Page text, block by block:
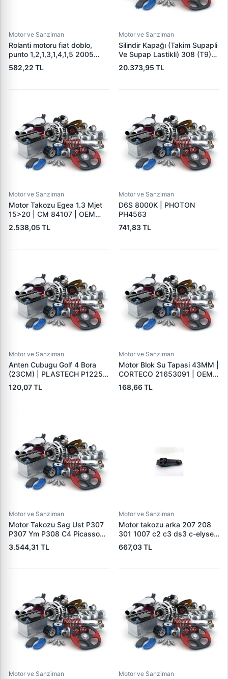
Motor ve Sanziman
Rolanti motoru fiat doblo,
punto 1,2,1,3,1,4,1,5 2005
71718105
582,22 TL
Motor ve Sanziman
Silindir Kapağı (Takim Supapli
Ve Supap Lastikli) 308 (T9)
207 208 301 308 508 2008
3008 5008 Partner 2 Tepee
C4 2 C5 X7 DS3 DS4 DS5
20.373,95 TL
Motor ve Sanziman
Motor Takozu Egea 1.3 Mjet
15>20 | CM 84107 | OEM
52050392 51983863
2.538,05 TL
Motor ve Sanziman
D6S 8000K | PHOTON
PH4563
741,83 TL
Motor ve Sanziman
Anten Cubugu Golf 4 Bora
(23CM) | PLASTECH P12253
| OEM 3A0051849
120,07 TL
Motor ve Sanziman
Motor Blok Su Tapasi 43MM |
CORTECO 21653091 | OEM
8200058022
168,66 TL
Motor ve Sanziman
Motor Takozu Sag Ust P307
P307 Ym P308 C4 Picasso
C4 2 DS4 C4 EW10A (2,0
16V) | RAPRO R52123 | OEM
3.544,31 TL
Motor ve Sanziman
Motor takozu arka 207 208
301 1007 c2 c3 ds3 c-elysee
1806.59 180659 180696
180684
667,03 TL
Motor ve Sanziman Motor ve Sanziman